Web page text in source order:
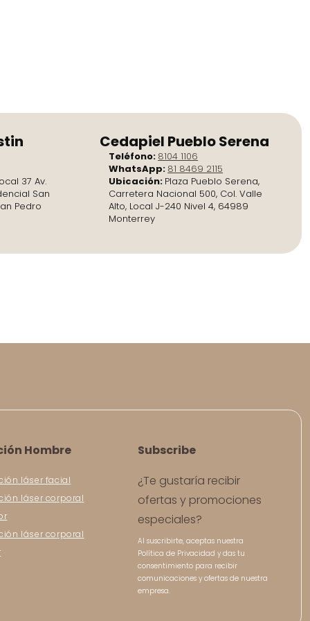
37 Av.
San
Pedro
Cedapiel Pueblo Serena
Teléfono: 8104 1106
WhatsApp: 81 8469 2115
Ubicación: Plaza Pueblo Serena,
Carretera Nacional 500, Col. Valle
Alto, Local J-240 Nivel 4, 64989
Monterrey
Hombre
láser facial
láser corporal
láser corporal
Subscribe
¿Te gustaría recibir
ofertas y promociones
especiales?
Al suscribirte, aceptas nuestra
Política de Privacidad y das tu
consentimiento para recibir
comunicaciones y ofertas de nuestra
empresa.